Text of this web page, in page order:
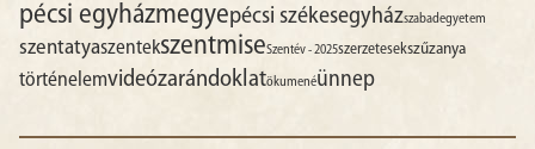
pécsi egyházmegyepécsi székesegyházszabadegyetem
szentatyaszentekszentmiseSzentév - 2025szerzetesekszűzanya
történelemvideózarándoklatökumenéünnep